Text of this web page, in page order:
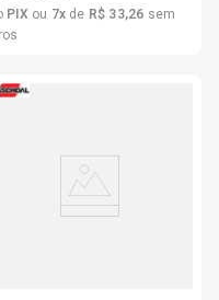
PIX ou 7xde R$ 33,26 sem